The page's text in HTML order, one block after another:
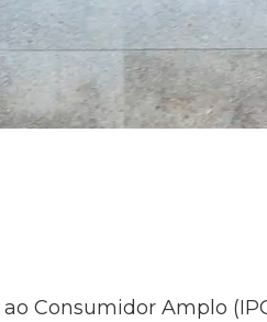
Consumidor Amplo